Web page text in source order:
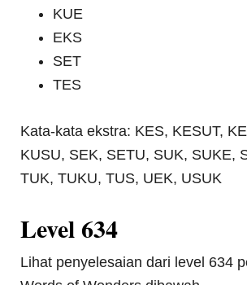
KUE
EKS
SET
TES
Kata-kata ekstra: KES, KESUT,
KUSU, SEK, SETU, SUK, SUKE,
TUK, TUKU, TUS, UEK, USUK
Level 634
Lihat penyelesaian dari level 634